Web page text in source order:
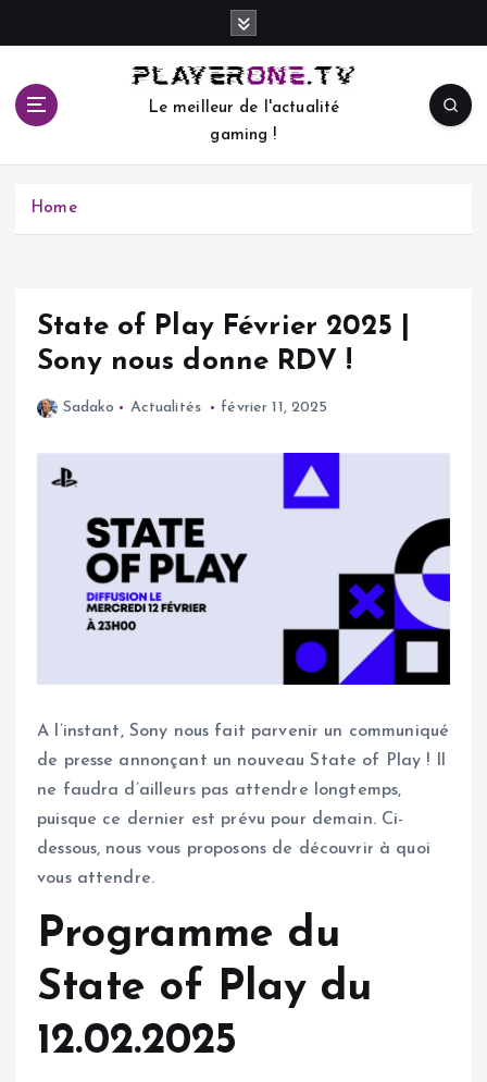
c
Le meilleur de l'actualité
gaming !
Home
State of Play Février 2025 |
Sony nous donne RDV !
Sadako Actualités février 11, 2025
A l’instant, Sony nous fait parvenir un communiqué
de presse annonçant un nouveau State of Play ! Il
ne faudra d’ailleurs pas attendre longtemps,
puisque ce dernier est prévu pour demain. Ci-
dessous, nous vous proposons de découvrir à quoi
vous attendre.
Programme du
State of Play du
12.02.2025